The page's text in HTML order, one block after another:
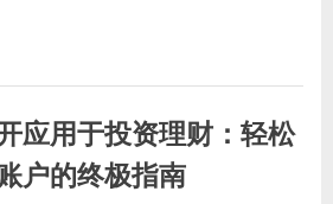
应用于投资理财：轻松
户的终极指南